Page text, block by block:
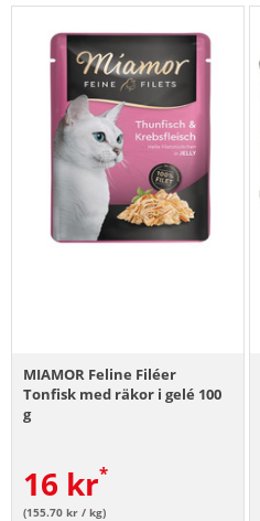
MIAMOR Feline Filéer
Tonfisk med räkor i gelé 100
g
16 kr
(155.70 kr / kg)